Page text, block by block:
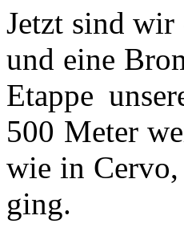
Jetzt sind wir
und eine
Etappe
500 Meter
wie in
ging.